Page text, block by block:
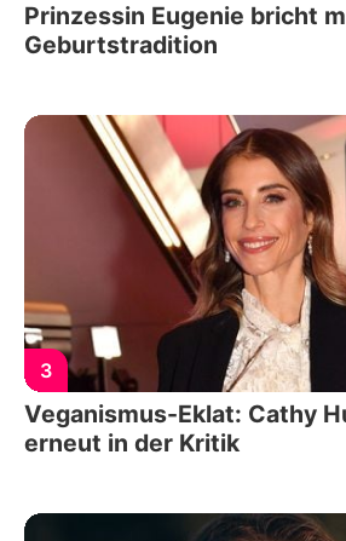
Prinzessin Eugenie bricht
Geburtstradition
3
Veganismus-Eklat: Cathy
erneut in der Kritik